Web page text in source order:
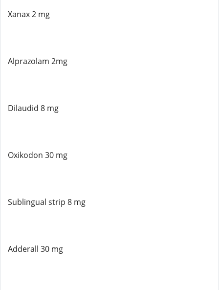
Xanax 2 mg
Alprazolam 2mg
Dilaudid 8 mg
Oxikodon 30 mg
Sublingual strip 8 mg
Adderall 30 mg